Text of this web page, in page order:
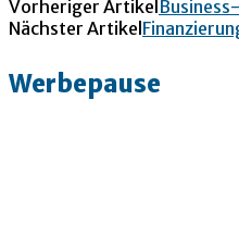
Vorheriger Artikel
Nächster Artikel
Werbepause